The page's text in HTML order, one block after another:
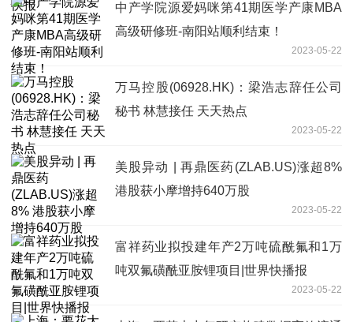
中产学院源爱妈咪第41期医学产康MBA
高级研修班-南阳站顺利结束！
2023-05-22
万马控股(06928.HK)：梁浩志辞任公司
秘书 林慧接任 天天热点
2023-05-22
美股异动 | 再鼎医药(ZLAB.US)涨超8%
港股获小摩增持640万股
2023-05-22
富祥药业拟投建年产2万吨硫酰氟和1万
吨双氟磺酰亚胺锂项目|世界快播报
2023-05-22